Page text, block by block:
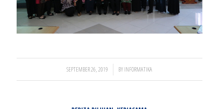
SEPTEMBER 26, 2019
/ BYINFORMATIKA